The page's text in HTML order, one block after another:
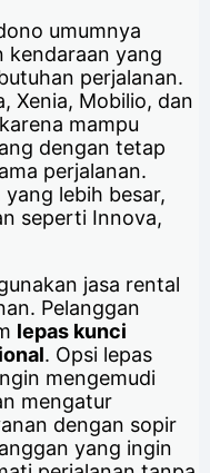
umumnya
kendaraan yang
perjalanan.
Xenia, Mobilio, dan
mampu
dengan tetap
perjalanan.
lebih besar,
seperti Innova,
jasa rental
Pelanggan
lepas kunci
. Opsi lepas
mengemudi
mengatur
dengan sopir
yang ingin